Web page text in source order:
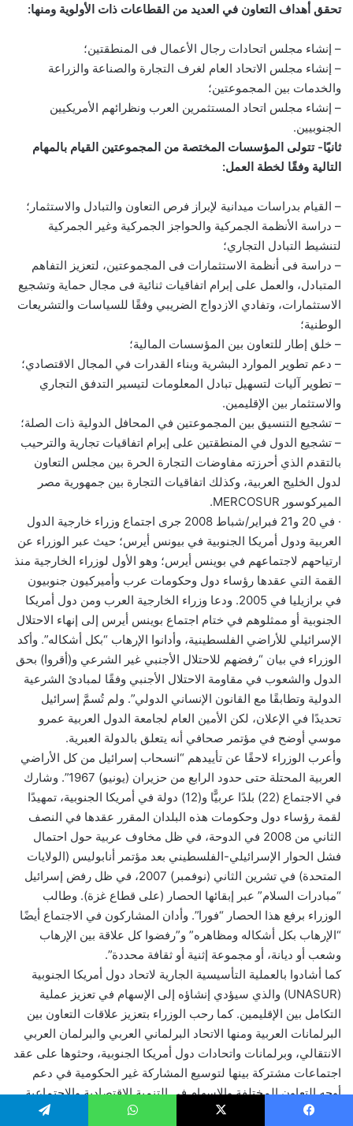
تحقق أهداف التعاون في العديد من القطاعات ذات الأولوية ومنها:
– إنشاء مجلس اتحادات رجال الأعمال فى المنطقتين؛
– إنشاء مجلس الاتحاد العام لغرف التجارة والصناعة والزراعة
والخدمات بين المجموعتين؛
– إنشاء مجلس اتحاد المستثمرين العرب ونظرائهم الأمريكيين
الجنوبيين.
ثانيًا- تتولى المؤسسات المختصة من المجموعتين القيام بالمهام
التالية وفقًا لخطة العمل:
– القيام بدراسات ميدانية لإبراز فرص التعاون والتبادل والاستثمار؛
– دراسة الأنظمة الجمركية والحواجز الجمركية وغير الجمركية
لتنشيط التبادل التجاري؛
– دراسة فى أنظمة الاستثمارات فى المجموعتين، لتعزيز التفاهم
المتبادل، والعمل على إبرام اتفاقيات ثنائية فى مجال حماية وتشجيع
الاستثمارات، وتفادي الازدواج الضريبي وفقًا للسياسات والتشريعات
الوطنية؛
– خلق إطار للتعاون بين المؤسسات المالية؛
– دعم تطوير الموارد البشرية وبناء القدرات في المجال الاقتصادي؛
– تطوير آليات لتسهيل تبادل المعلومات لتيسير التدفق التجاري
والاستثمار بين الإقليمين.
– تشجيع التنسيق بين المجموعتين في المحافل الدولية ذات الصلة؛
– تشجيع الدول في المنطقتين على إبرام اتفاقيات تجارية والترحيب
بالتقدم الذي أحرزته مفاوضات التجارة الحرة بين مجلس التعاون
لدول الخليج العربية، وكذلك اتفاقيات التجارة بين جمهورية مصر
الميركوسور MERCOSUR.
· في 20 و21 فبراير/شباط 2008 جرى اجتماع وزراء خارجية الدول
العربية ودول أمريكا الجنوبية في بيونس أيرس؛ حيث عبر الوزراء عن
ارتياحهم لاجتماعهم في بوينس أيرس؛ وهو الأول لوزراء الخارجية منذ
القمة التي عقدها رؤساء دول وحكومات عرب وأميركيون جنوبيون
في برازيليا في 2005. ودعا وزراء الخارجية العرب ومن دول أمريكا
الجنوبية أو ممثلوهم في ختام اجتماع بوينس أيرس إلى إنهاء الاحتلال
الإسرائيلي للأراضي الفلسطينية، وأدانوا الإرهاب “بكل أشكاله”. وأكد
الوزراء في بيان “رفضهم للاحتلال الأجنبي غير الشرعي و(أقروا) بحق
الدول والشعوب في مقاومة الاحتلال الأجنبي وفقًا لمبادئ الشرعية
الدولية وتطابقًا مع القانون الإنساني الدولي”. ولم تُسمَّ إسرائيل
تحديدًا في الإعلان، لكن الأمين العام لجامعة الدول العربية عمرو
موسي أوضح في مؤتمر صحافي أنه يتعلق بالدولة العبرية.
وأعرب الوزراء لاحقًا عن تأييدهم “انسحاب إسرائيل من كل الأراضي
العربية المحتلة حتى حدود الرابع من حزيران (يونيو) 1967”. وشارك
في الاجتماع (22) بلدًا عربيًّا و(12) دولة في أمريكا الجنوبية، تمهيدًا
لقمة رؤساء دول وحكومات هذه البلدان المقرر عقدها في النصف
الثاني من 2008 في الدوحة، في ظل مخاوف عربية حول احتمال
فشل الحوار الإسرائيلي-الفلسطيني بعد مؤتمر أنابوليس (الولايات
المتحدة) في تشرين الثاني (نوفمبر) 2007، في ظل رفض إسرائيل
“مبادرات السلام” عبر إبقائها الحصار (على قطاع غزة). وطالب
الوزراء برفع هذا الحصار “فورا”. وأدان المشاركون في الاجتماع أيضًا
“الإرهاب بكل أشكاله ومظاهره” و”رفضوا كل علاقة بين الإرهاب
وشعب أو ديانة، أو مجموعة إثنية أو ثقافة محددة”.
كما أشادوا بالعملية التأسيسية الجارية لاتحاد دول أمريكا الجنوبية
(UNASUR) والذي سيؤدي إنشاؤه إلى الإسهام في تعزيز عملية
التكامل بين الإقليمين. كما رحب الوزراء بتعزيز علاقات التعاون بين
البرلمانات العربية ومنها الاتحاد البرلماني العربي والبرلمان العربي
الانتقالي، وبرلمانات واتحادات دول أمريكا الجنوبية، وحثوها على عقد
اجتماعات مشتركة بينها لتوسيع المشاركة غير الحكومية في دعم
أوجه التعاون المختلفة والإسهام في التنمية الاقتصادية والاجتماعية
والسياسية وكذلك احترام سيادة القانون وتعزيز حقوق الإنسان بما